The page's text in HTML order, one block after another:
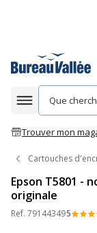
Afficher la
Trouver mon
Cartouches
Epson T5801 -
originale
Ref. 791443495